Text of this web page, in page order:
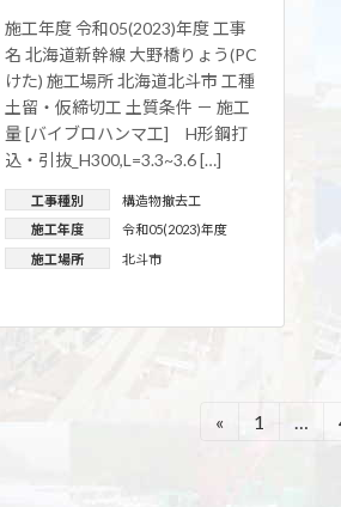
施工年度 令和05(2023)年度 工事
名 北海道新幹線 大野橋りょう(PC
けた) 施工場所 北海道北斗市 工種
土留・仮締切工 土質条件 － 施工
量 [バイブロハンマ工] H形鋼打
込・引抜_H300,L=3.3~3.6 […]
工事種別
構造物撤去工
施工年度
令和05(2023)年度
施工場所
北斗市
«
固
1 …